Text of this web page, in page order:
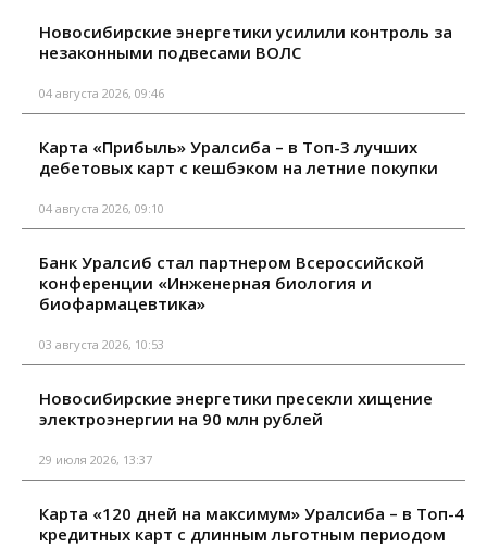
Новосибирские энергетики усилили контроль за
незаконными подвесами ВОЛС
04 августа 2026, 09:46
Карта «Прибыль» Уралсиба – в Топ-3 лучших
дебетовых карт с кешбэком на летние покупки
04 августа 2026, 09:10
Банк Уралсиб стал партнером Всероссийской
конференции «Инженерная биология и
биофармацевтика»
03 августа 2026, 10:53
Новосибирские энергетики пресекли хищение
электроэнергии на 90 млн рублей
29 июля 2026, 13:37
Карта «120 дней на максимум» Уралсиба – в Топ-4
кредитных карт с длинным льготным периодом